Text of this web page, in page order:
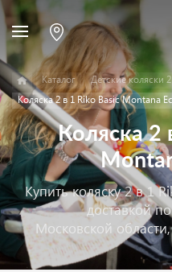
Каталог Детские коляски
Коляска 2 в 1 Riko Basic Montana
Коляска 2
Купить коляску 2 в 1
доставкой
Московской